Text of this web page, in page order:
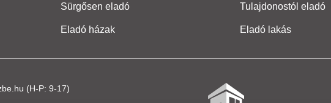
Sürgősen eladó Tulajdonostól eladó
Eladó házak Eladó lakás
(H-P: 9-17)